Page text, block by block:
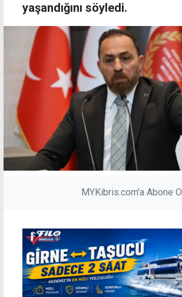
yaşandığını söyledi.
MYKibris.com'a Abone Ol